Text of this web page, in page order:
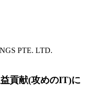
PTE. LTD.
貢献(攻めのIT)に